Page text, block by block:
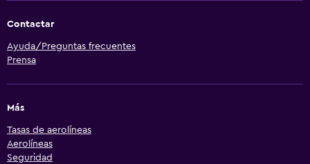
Contactar
Ayuda/Preguntas frecuentes
Prensa
Más
Tasas de aerolíneas
Aerolíneas
Seguridad